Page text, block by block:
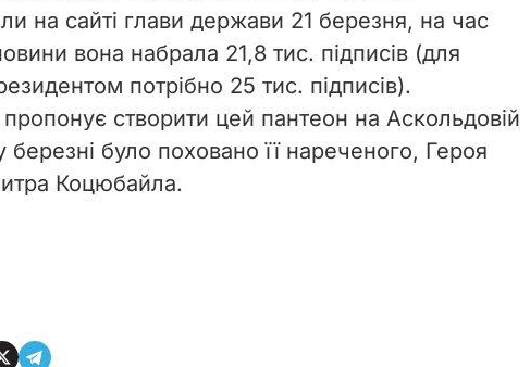
на сайті глави держави 21 березня, на час
вона набрала 21,8 тис. підписів (для
потрібно 25 тис. підписів).
створити цей пантеон на Аскольдовій
березні було поховано її нареченого, Героя
Коцюбайла.